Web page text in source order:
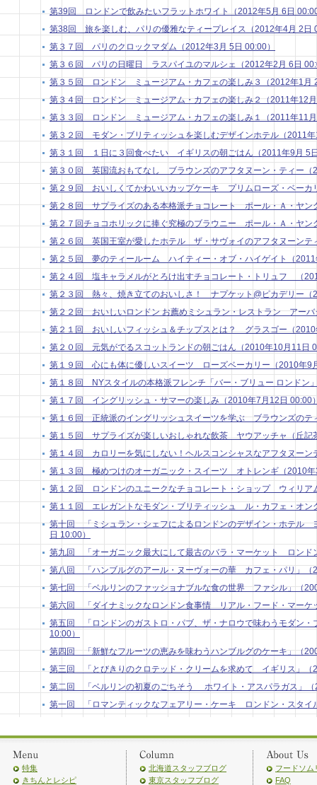
第39回 ロンドンで飲みたいフラットホワイト（2012年5月 6日
第38回 旅を楽しむ、パリの優雅なティープレイス（2012年4月 2日
第３７回 パリのクロックマダム（2012年3月 5日 00:00）
第３６回 パリの日曜日 ラスパイユのマルシェ（2012年2月 6日
第３５回 ロンドン ミュージアム・カフェの楽しみ３（2012年1月
第３４回 ロンドン ミュージアム・カフェの楽しみ２（2011年12
第３３回 ロンドン ミュージアム・カフェの楽しみ１（2011年11
第３２回 モダン・ブリティッシュを楽しむデザインホテル（2011
第３１回 １日に３回食べたい イギリスの朝ごはん（2011年9月 5
第３０回 英国流おもてなし ブラウンズのアフタヌーン・ティー（
第２９回 おいしくてかわいいカップケーキ プリムローズ・ベーカ
第２８回 サプライズのある本格派チョコレート ポール・Ａ・ヤン
第２７回チョコホリックに捧ぐ究極のブラウニー ポール・Ａ・ヤン
第２６回 英国王室が愛したホテル ザ・サヴォイのアフタヌーンテ
第２５回 夢のティールーム ハイティー・オブ・ハイゲイト（2011
第２４回 塩キャラメルがとろけ出すチョコレート・トリュフ （
第２３回 熱々、焼き立てのおいしさ！ ナプケット@ピカデリー（
第２２回 おいしいロンドン お薦めミシュラン・レストラン アー
第２１回 おいしいフィッシュ＆チップスとは？ グラスゴー（2010
第２０回 元気がでるスコットランドの朝ごはん（2010年10月11日
第１９回 心にも体に優しいスイーツ ローズベーカリー（2010年9
第１８回 NYスタイルの本格派フレンチ「バー・ブリュー ロンドン
第１７回 イングリッシュ・サマーの楽しみ（2010年7月12日 00:00
第１６回 正統派のイングリッシュスイーツを学ぶ ブラウンズのテ
第１５回 サプライズが楽しいおしゃれな飲茶 ヤウアッチャ（丘記
第１４回 カロリーを気にしない！ヘルスコンシャスなアフタヌーン
第１３回 極めつけのオーガニック・スイーツ オトレンギ（2010年
第１２回 ロンドンのユニークなチョコレート・ショップ ウィリア
第１１回 エレガントなモダン・ブリティッシュ ル・カフェ・オン
第十回 「ミシュラン・シェフによるロンドンのデザイン・ホテル
日 10:00）
第九回 「オーガニック最大にして最古のバラ・マーケット ロン
第八回 「ハンブルグのアール・ヌーヴォーの華 カフェ・パリ」（
第七回 「ベルリンのファッショナブルな食の世界 ファシル」（
第六回 「ダイナミックなロンドン食事情 リアル・フード・マー
第五回 「ロンドンのガストロ・パブ、ザ・ナロウで味わうモダン・
10:00）
第四回 「新鮮なフルーツの恵みを味わうハンブルグのケーキ」（
第三回 「とびきりのクロテッド・クリームを求めて イギリス」（
第二回 「ベルリンの初夏のごちそう ホワイト・アスパラガス」（
第一回 「ロマンティックなフェアリー・ケーキ ロンドン・スタイ
特集
きちんとレシピ
北海道スタッフブログ
東京スタッフブログ
フードソム
FAQ